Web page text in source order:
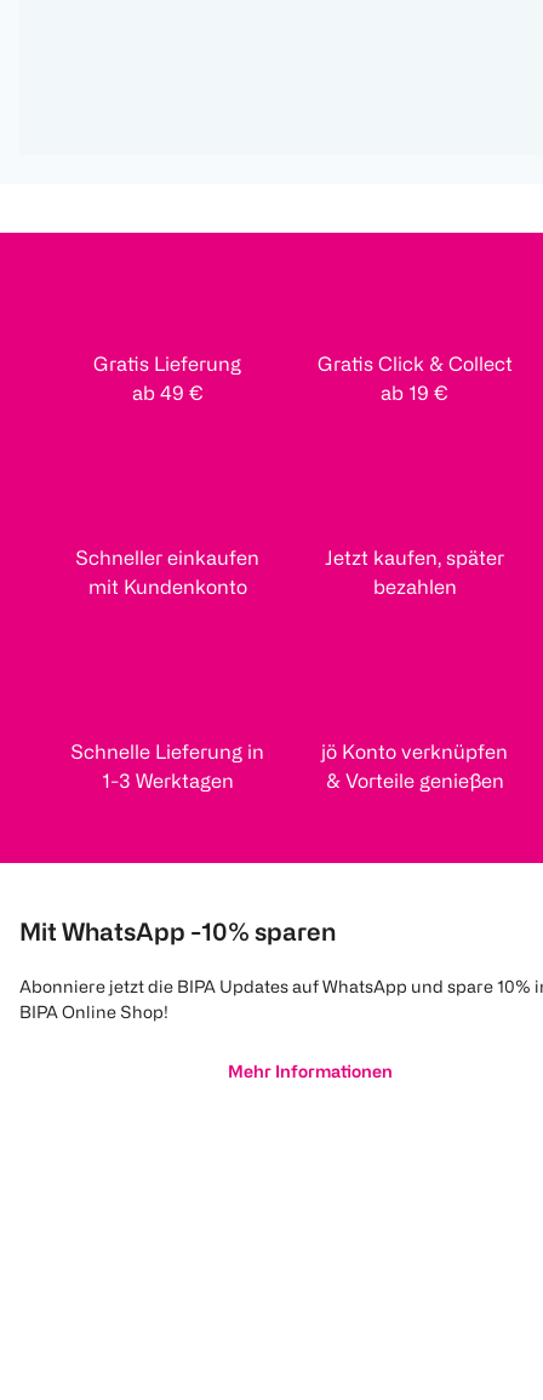
Gratis Lieferung
ab 49 €
Gratis Click & Collect
ab 19 €
Schneller einkaufen
mit Kundenkonto
Jetzt kaufen, später
bezahlen
Schnelle Lieferung in
1-3 Werktagen
jö Konto verknüpfen
& Vorteile genießen
Mit WhatsApp -10% sparen
Abonniere jetzt die BIPA Updates auf WhatsApp und spare 10%
BIPA Online Shop!
Mehr Informationen